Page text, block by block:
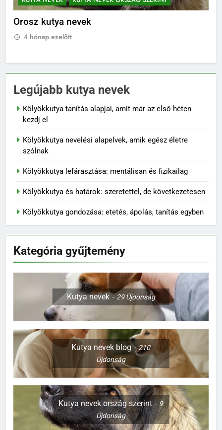
Orosz kutya nevek
4 hónap ezelőtt
Legújabb kutya nevek
Kölyökkutya tanítás alapjai, amit már az első héten
kezdj el
Kölyökkutya nevelési alapelvek, amik egész életre
szólnak
Kölyökkutya lefárasztása: mentálisan és fizikailag
Kölyökkutya és határok: szeretettel, de következetesen
Kölyökkutya gondozása: etetés, ápolás, tanítás egyben
Kategória gyűjtemény
Kutya nevek 29Újdonság
Kutya nevek blog
210
Újdonság
Kutya nevek ország szerint
9
Újdonság